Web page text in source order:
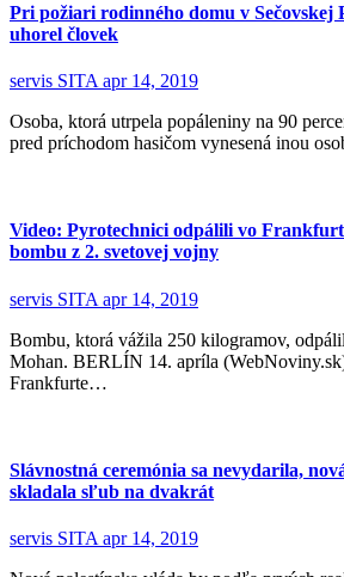
Pri požiari rodinného domu v Sečovskej
uhorel človek
servis SITA apr 14, 2019
Osoba, ktorá utrpela popáleniny na 90 percentách tela, bola ešte
pred príchodom hasičom vynesená inou
Video: Pyrotechnici odpálili vo
bombu z 2. svetovej vojny
servis SITA apr 14, 2019
Bombu, ktorá vážila 250 kilogramov, odpálili pod hladinou rieky
Mohan. BERLÍN 14. apríla
Frankfurte…
Slávnostná ceremónia sa nevydarila,
skladala sľub na dvakrát
servis SITA apr 14, 2019